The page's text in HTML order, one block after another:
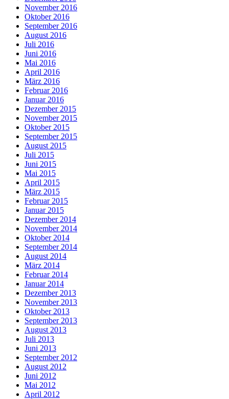
November 2016
Oktober 2016
September 2016
August 2016
Juli 2016
Juni 2016
Mai 2016
April 2016
März 2016
Februar 2016
Januar 2016
Dezember 2015
November 2015
Oktober 2015
September 2015
August 2015
Juli 2015
Juni 2015
Mai 2015
April 2015
März 2015
Februar 2015
Januar 2015
Dezember 2014
November 2014
Oktober 2014
September 2014
August 2014
März 2014
Februar 2014
Januar 2014
Dezember 2013
November 2013
Oktober 2013
September 2013
August 2013
Juli 2013
Juni 2013
September 2012
August 2012
Juni 2012
Mai 2012
April 2012